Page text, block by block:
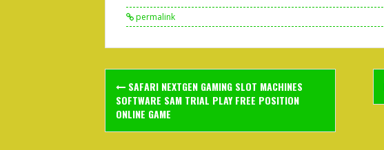
permalink
Post
navigation
SAFARI NEXTGEN GAMING SLOT MACHINES
SOFTWARE SAM TRIAL PLAY FREE POSITION
ONLINE GAME